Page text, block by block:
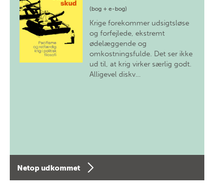
(bog + e-bog)
Krige forekommer udsigtsløse
og forfejlede, ekstremt
ødelæggende og
omkostningsfulde. Det ser ikke
ud til, at krig virker særlig godt.
Alligevel diskv…
Netop udkommet